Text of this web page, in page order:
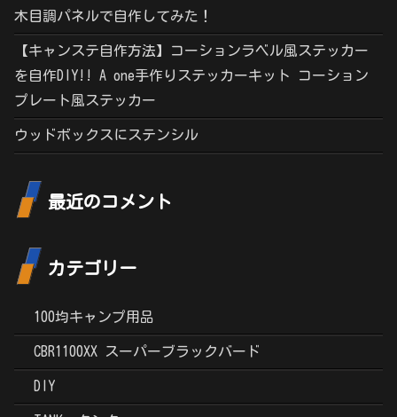
木目調パネルで自作してみた！
【キャンステ自作方法】コーションラベル風ステッカー
を自作DIY!! A one手作りステッカーキット コーション
プレート風ステッカー
ウッドボックスにステンシル
最近のコメント
カテゴリー
100均キャンプ用品
CBR1100XX スーパーブラックバード
DIY